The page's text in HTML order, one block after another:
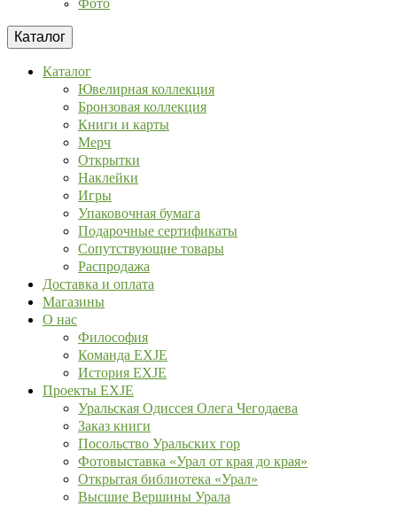
Фото
Каталог
Каталог
Ювелирная коллекция
Бронзовая коллекция
Книги и карты
Мерч
Открытки
Наклейки
Игры
Упаковочная бумага
Подарочные сертификаты
Сопутствующие товары
Распродажа
Доставка и оплата
Магазины
О нас
Философия
Команда EXJE
История EXJE
Проекты EXJE
Уральская Одиссея Олега Чегодаева
Заказ книги
Посольство Уральских гор
Фотовыставка «Урал от края до края»
Открытая библиотека «Урал»
Высшие Вершины Урала